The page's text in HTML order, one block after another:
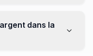
plutôt vers les
de meilleurs
dans la